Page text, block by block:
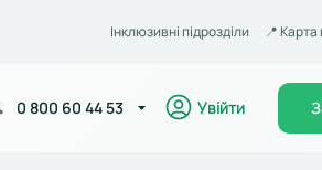
Інклюзивні підрозділи 📍️ Карта
0 800 60 44 53 Увійти